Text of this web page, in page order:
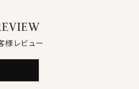
良いことが特徴である綿
あるが故にしわができやすい
様レビュー